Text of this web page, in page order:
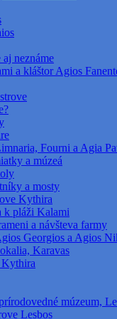
neznáme
a kláštor Agios
Fourni a Agia
a múzeá
a mosty
Kythira
k pláži Kalami
a návšteva farmy
Georgios a Agios
Karavas
múzeum,
Lesbos